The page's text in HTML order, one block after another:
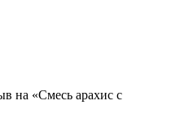
на «Смесь арахис с